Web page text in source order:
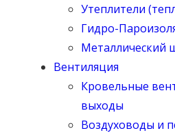
Утеплители
Гидро-
Металлический
Вентиляция
Кровельные
выходы
Воздуховоды и